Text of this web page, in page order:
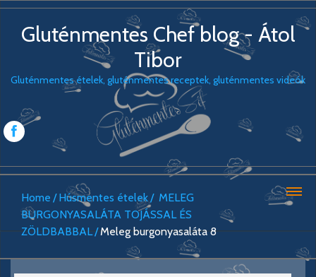
Gluténmentes Chef blog - Átol
Tibor
Gluténmentes ételek, gluténmentes receptek, gluténmentes videók
Home Húsmentes ételek
MELEG
BURGONYASALÁTA TOJÁSSAL ÉS
ZÖLDBABBAL Meleg burgonyasaláta 8